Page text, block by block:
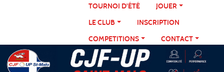
TOURNOI D'ÉTÉ
JOUER
LE CLUB
INSCRIPTION
COMPETITIONS
CONTACT
Panneau de gestion des cookies